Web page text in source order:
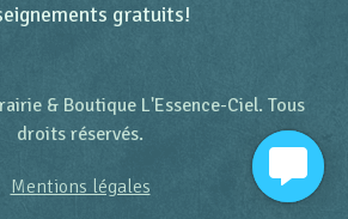
gratuits!
& Boutique L'Essence-Ciel. Tous
droits réservés.
Mentions légales